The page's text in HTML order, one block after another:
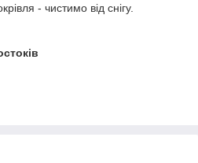
- чистимо від снігу.